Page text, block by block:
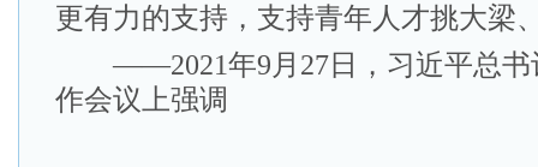
更有力的支持，支持青年人才挑大梁
——2021年9月27日，习近平总书
作会议上强调